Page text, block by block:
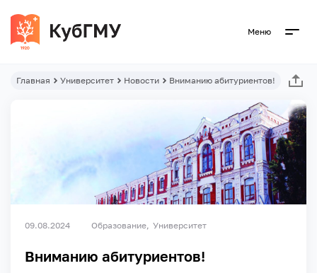
Меню
Главная Университет Новости Вниманию абитуриентов!
09.08.2024 Образование Университет
Вниманию абитуриентов!